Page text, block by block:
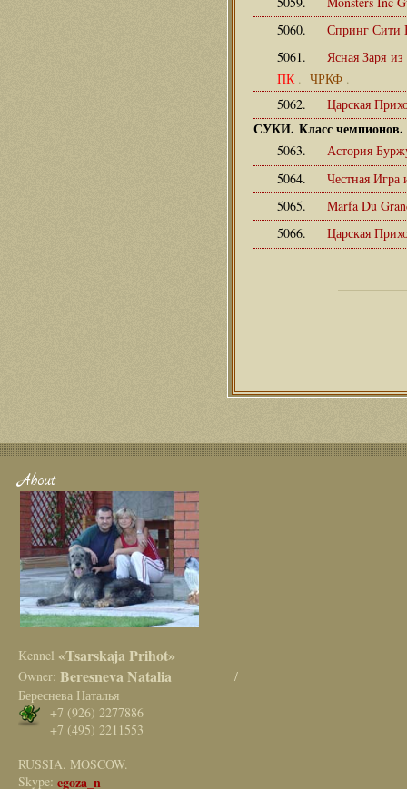
5060. Спринг Сити
5061.Ясная Заря
ПК . ЧРКФ .
5062. Царская
СУКИ. Класс чемпионов.
5063. Астория
5064. Честная
5065. Marfa Du
5066. Царская
About
Kennel «Tsarskaja Prihot»
Owner: Beresneva Natalia /
Береснева Наталья
+7 (926) 2277886
+7 (495) 2211553
RUSSIA. MOSCOW.
Skype: egoza_n